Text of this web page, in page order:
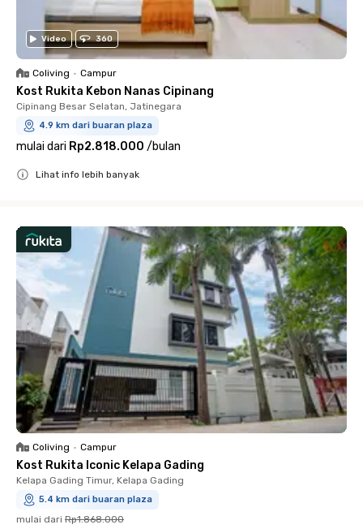
Video 360
Coliving • Campur
Kost Rukita Kebon Nanas Cipinang
Cipinang Besar Selatan, Jatinegara
4.9 km dari buaran plaza
mulai dari Rp2.818.000 /bulan
Lihat info lebih banyak
Coliving • Campur
Kost Rukita Iconic Kelapa Gading
Kelapa Gading Timur, Kelapa Gading
5.4 km dari buaran plaza
mulai dari Rp1.868.000